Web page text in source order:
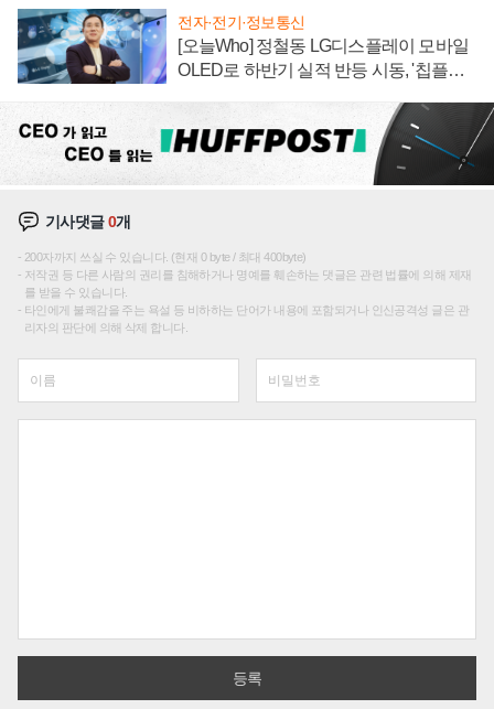
전자·전기·정보통신
[오늘Who] 정철동 LG디스플레이 모바일
OLED로 하반기 실적 반등 시동, '칩플레
기사댓글0개
200자까지 쓰실 수 있습니다. (현재 0 byte / 최대 400byte)
저작권 등 다른 사람의 권리를 침해하거나 명예를 훼손하는 댓글은 관련 법률에 의해 제재
를 받을 수 있습니다.
타인에게 불쾌감을 주는 욕설 등 비하하는 단어가 내용에 포함되거나 인신공격성 글은 관
리자의 판단에 의해 삭제 합니다.